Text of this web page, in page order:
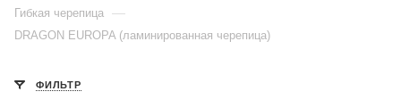
Гибкая черепица —
DRAGON EUROPA (ламинированная черепица)
ФИЛЬТР